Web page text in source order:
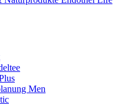
Men